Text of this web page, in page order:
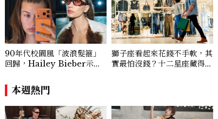
90年代校園風「波浪髮箍」
回歸，Hailey Bieber示範
u髮箍未開賣先爆紅！
獅子座看起來花錢不手軟，其
實最怕沒錢？十二星座藏得最
本週熱門